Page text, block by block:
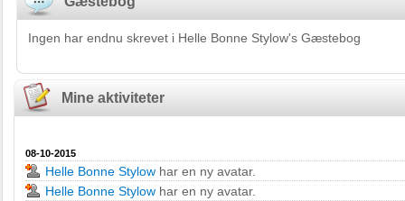
Ingen har endnu skrevet i Helle Bonne Stylow's Gæstebog
Mine aktiviteter
08-10-2015
Helle Bonne Stylow har en ny avatar.
Helle Bonne Stylow har en ny avatar.